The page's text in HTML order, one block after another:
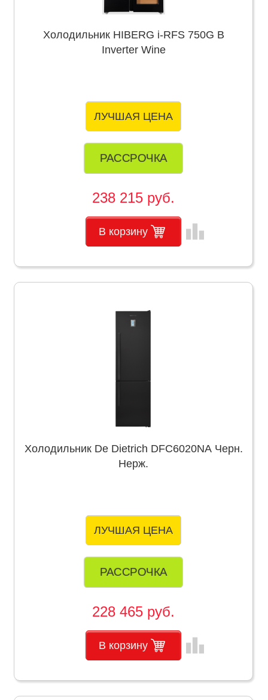
Холодильник HIBERG i-RFS 750G B
Inverter Wine
ЛУЧШАЯ ЦЕНА
РАССРОЧКА
238 215 руб.
В корзину leaderboard
Холодильник De Dietrich DFC6020NA Черн.
Нерж.
ЛУЧШАЯ ЦЕНА
РАССРОЧКА
228 465 руб.
В корзину leaderboard